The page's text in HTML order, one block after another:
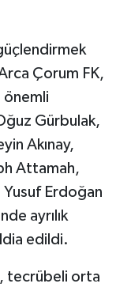
Çorum FK,
önemli
Gürbulak,
Akınay,
Attamah,
Erdoğan
ayrılık
edildi.
tecrübeli orta